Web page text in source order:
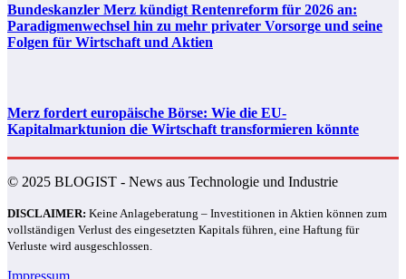
Bundeskanzler Merz kündigt Rentenreform für 2026 an:
Paradigmenwechsel hin zu mehr privater Vorsorge und seine
Folgen für Wirtschaft und Aktien
Merz fordert europäische Börse: Wie die EU-
Kapitalmarktunion die Wirtschaft transformieren könnte
© 2025 BLOGIST - News aus Technologie und Industrie
DISCLAIMER: Keine Anlageberatung – Investitionen in Aktien können zum
vollständigen Verlust des eingesetzten Kapitals führen, eine Haftung für
Verluste wird ausgeschlossen.